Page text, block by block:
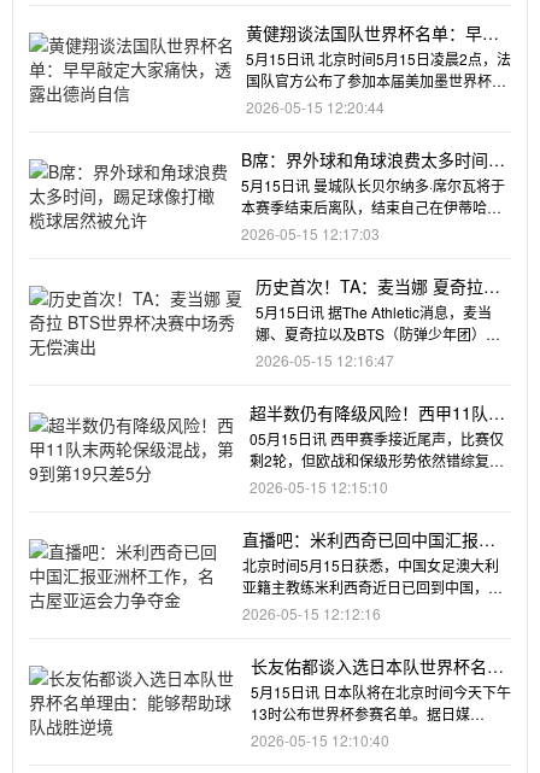
黄健翔谈法国队世界杯名单：早早
敲定大家痛快，透露出德尚自信
5月15日讯 北京时间5月15日凌晨2点，法
国队官方公布了参加本届美加墨世界杯的
26人最终名单。姆巴
2026-05-15 12:20:44
B席：界外球和角球浪费太多时间，
踢足球像打橄榄球居然被允许
5月15日讯 曼城队长贝尔纳多·席尔瓦将于
本赛季结束后离队，结束自己在伊蒂哈德
球场长达9年的职业生涯
2026-05-15 12:17:03
历史首次！TA：麦当娜 夏奇拉
BTS世界杯决赛中场秀无偿演出
5月15日讯 据The Athletic消息，麦当
娜、夏奇拉以及BTS（防弹少年团）世
界杯决赛中场秀
2026-05-15 12:16:47
超半数仍有降级风险！西甲11队末
两轮保级混战，第9到第19只差5分
05月15日讯 西甲赛季接近尾声，比赛仅
剩2轮，但欧战和保级形势依然错综复
杂，共11支球队都还有降级
2026-05-15 12:15:10
直播吧：米利西奇已回中国汇报亚
洲杯工作，名古屋亚运会力争夺金
北京时间5月15日获悉，中国女足澳大利
亚籍主教练米利西奇近日已回到中国，准
备带队参加新一期武汉集训（
2026-05-15 12:12:16
长友佑都谈入选日本队世界杯名单
理由：能够帮助球队战胜逆境
5月15日讯 日本队将在北京时间今天下午
13时公布世界杯参赛名单。据日媒
Sponichi报道，39岁
2026-05-15 12:10:40